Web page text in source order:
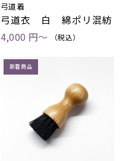
弓道着
弓道衣 白 綿ポリ混紡
4,000 円～
（税込）
新着商品